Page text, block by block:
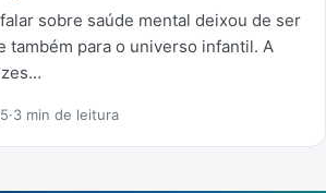
sobre saúde mental deixou de ser
também para o universo infantil. A
·3 min de leitura